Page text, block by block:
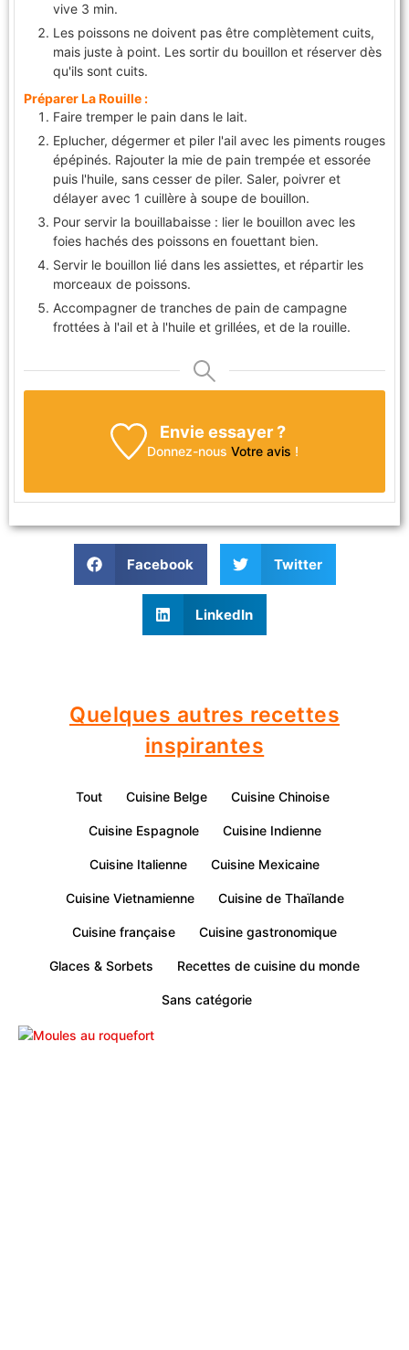
vive 3 min.
Les poissons ne doivent pas être complètement cuits,
mais juste à point. Les sortir du bouillon et réserver dès
qu'ils sont cuits.
Préparer La Rouille :
Faire tremper le pain dans le lait.
Eplucher, dégermer et piler l'ail avec les piments rouges
épépinés. Rajouter la mie de pain trempée et essorée
puis l'huile, sans cesser de piler. Saler, poivrer et
délayer avec 1 cuillère à soupe de bouillon.
Pour servir la bouillabaisse : lier le bouillon avec les
foies hachés des poissons en fouettant bien.
Servir le bouillon lié dans les assiettes, et répartir les
morceaux de poissons.
Accompagner de tranches de pain de campagne
frottées à l'ail et à l'huile et grillées, et de la rouille.
Envie essayer ?
Donnez-nousVotre avis !
Facebook Twitter
LinkedIn
Quelques autres recettes
inspirantes
Tout Cuisine Belge Cuisine Chinoise
Cuisine Espagnole Cuisine Indienne
Cuisine Italienne Cuisine Mexicaine
Cuisine Vietnamienne Cuisine de Thaïlande
Cuisine française Cuisine gastronomique
Glaces & Sorbets Recettes de cuisine du monde
Sans catégorie